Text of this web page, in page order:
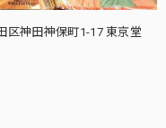
区神田神保町1-17 東京堂